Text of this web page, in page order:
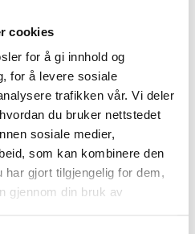
cookies
for å gi innhold og
for å levere sosiale
trafikken vår. Vi deler
du bruker nettstedet
sosiale medier,
som kan kombinere den
har gjort tilgjengelig for dem,
gjennom din bruk av
Damehanske Lammeskinn, Ullfôr
HK Handskkompaniet